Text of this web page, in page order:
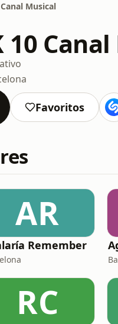
Canal Musical
10
Favoritos
AR
Remember
RC